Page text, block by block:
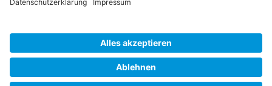
© 2018 RALF MOELLER · byBREITENGRAT .
Klötzing & Noack